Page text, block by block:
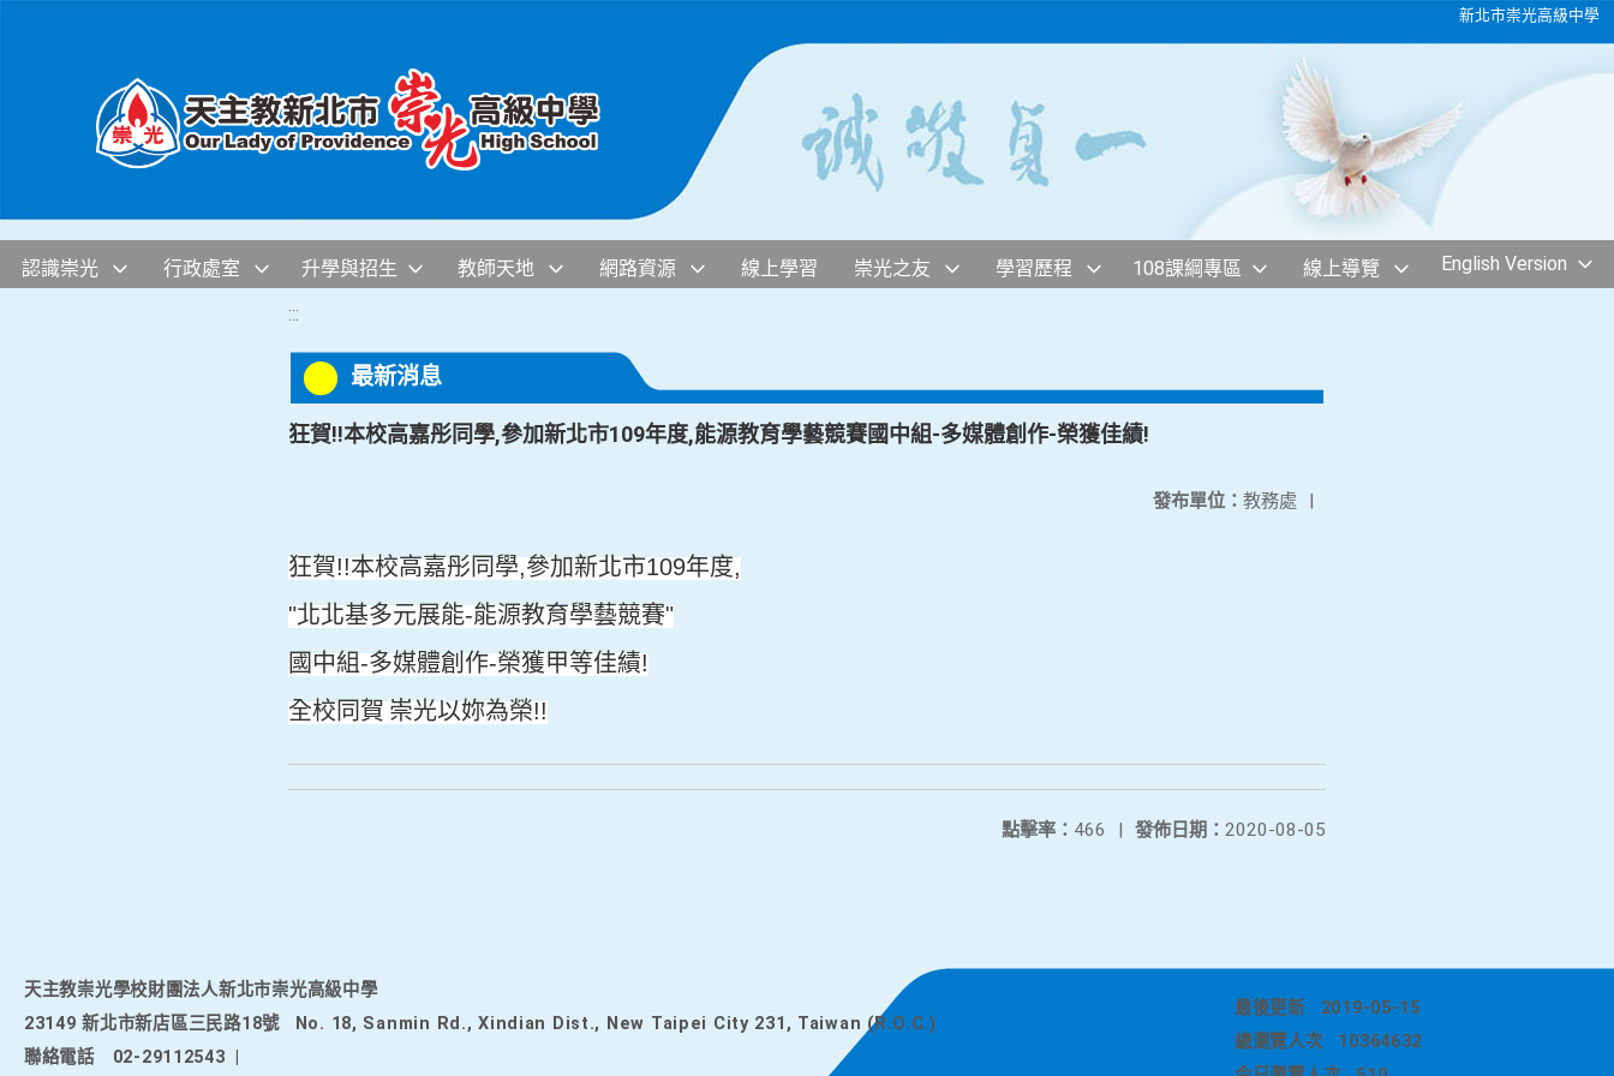
新北市崇光高級中學
認識崇光 行政處室 升學與招生 教師天地 網路資源 線上學習 崇光之友 學習歷程 108課綱專區 線上導覽 English Version
:::
最新消息
狂賀!!本校高嘉彤同學,參加新北市109年度,能源教育學藝競賽國中組-多媒體創作-榮獲佳績!
發布單位： 教務處 |
狂賀!!本校高嘉彤同學,參加新北市109年度,
"北北基多元展能-能源教育學藝競賽"
國中組-多媒體創作-榮獲甲等佳績!
全校同賀崇光以妳為榮!!
發佈日期： 2020-08-05
點擊率： 466 |
天主教崇光學校財團法人新北市崇光高級中學
23149 新北市新店區三民路18號
No. 18, Sanmin Rd., Xindian Dist., New Taipei City 231, Taiwan (R.O.C.)
聯絡電話
02-29112543
最後更新
2019-05-15
總瀏覽人次
10364632